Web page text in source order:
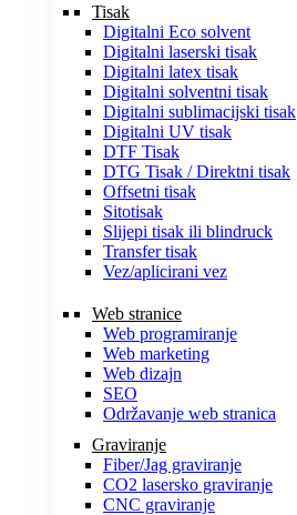
Tisak
Digitalni Eco solvent
Digitalni laserski tisak
Digitalni latex tisak
Digitalni solventni tisak
Digitalni sublimacijski tisak
Digitalni UV tisak
DTF Tisak
DTG Tisak / Direktni tisak
Offsetni tisak
Sitotisak
Slijepi tisak ili blindruck
Transfer tisak
Vez/aplicirani vez
Web stranice
Web programiranje
Web marketing
Web dizajn
SEO
Održavanje web stranica
Graviranje
Fiber/Jag graviranje
CO2 lasersko graviranje
CNC graviranje